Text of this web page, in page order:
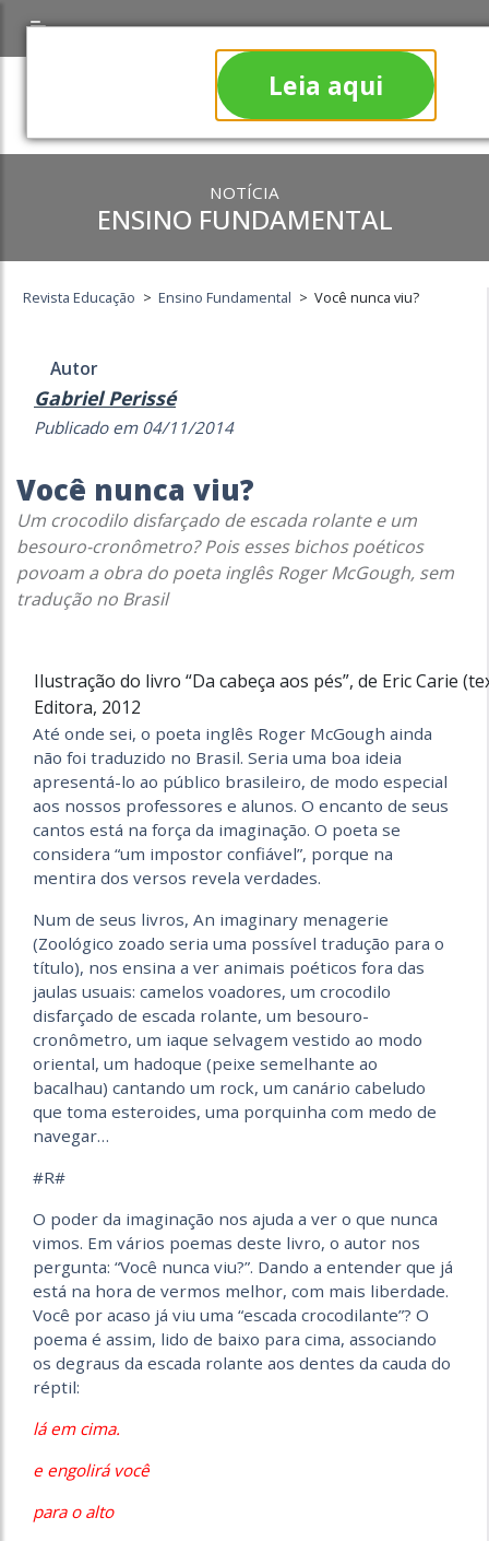
Leia aqui
NOTÍCIA
ENSINO FUNDAMENTAL
Revista Educação > Ensino Fundamental > Você nunca viu?
Autor
Gabriel Perissé
Publicado em 04/11/2014
Você nunca viu?
Um crocodilo disfarçado de escada rolante e um
besouro-cronômetro? Pois esses bichos poéticos
povoam a obra do poeta inglês Roger McGough, sem
tradução no Brasil
Ilustração do livro “Da cabeça aos pés”, de Eric Carie
Editora, 2012
Até onde sei, o poeta inglês Roger McGough ainda
não foi traduzido no Brasil. Seria uma boa ideia
apresentá-lo ao público brasileiro, de modo especial
aos nossos professores e alunos. O encanto de seus
cantos está na força da imaginação. O poeta se
considera “um impostor confiável”, porque na
mentira dos versos revela verdades.
Num de seus livros, An imaginary menagerie
(Zoológico zoado seria uma possível tradução para o
título), nos ensina a ver animais poéticos fora das
jaulas usuais: camelos voadores, um crocodilo
disfarçado de escada rolante, um besouro-
cronômetro, um iaque selvagem vestido ao modo
oriental, um hadoque (peixe semelhante ao
bacalhau) cantando um rock, um canário cabeludo
que toma esteroides, uma porquinha com medo de
navegar…
#R#
O poder da imaginação nos ajuda a ver o que nunca
vimos. Em vários poemas deste livro, o autor nos
pergunta: “Você nunca viu?”. Dando a entender que já
está na hora de vermos melhor, com mais liberdade.
Você por acaso já viu uma “escada crocodilante”? O
poema é assim, lido de baixo para cima, associando
os degraus da escada rolante aos dentes da cauda do
réptil:
lá em cima.
e engolirá você
para o alto